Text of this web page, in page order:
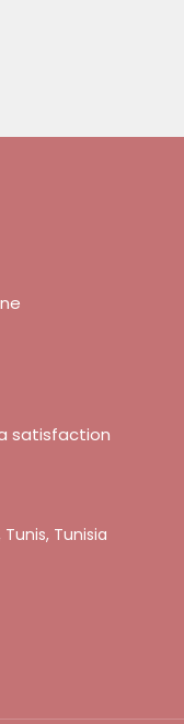
satisfaction
Tunisia